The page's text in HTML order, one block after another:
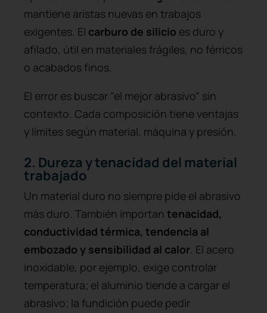
mantiene aristas nuevas en trabajos
exigentes. El carburo de silicio es duro y
afilado, útil en materiales frágiles, no férricos
o acabados finos.
El error es buscar "el mejor abrasivo" sin
contexto. Cada composición tiene ventajas
y límites según material, máquina y presión.
2. Dureza y tenacidad del material
trabajado
Un material duro no siempre pide el abrasivo
más duro. También importan tenacidad,
conductividad térmica, tendencia al
embozado y sensibilidad al calor. El acero
inoxidable, por ejemplo, exige controlar
temperatura; el aluminio tiende a cargar el
abrasivo; la fundición puede pedir